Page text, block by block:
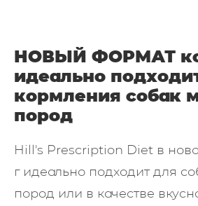
НОВЫЙ ФОРМАТ
идеально
кормления собак
пород
Hill's Prescription Diet в
г идеально подходит для
пород или в качестве